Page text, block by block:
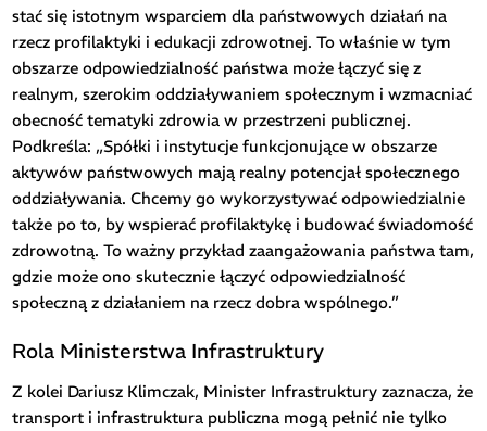
stać się istotnym wsparciem dla państwowych działań na
rzecz profilaktyki i edukacji zdrowotnej. To właśnie w tym
obszarze odpowiedzialność państwa może łączyć się z
realnym, szerokim oddziaływaniem społecznym i wzmacniać
obecność tematyki zdrowia w przestrzeni publicznej.
Podkreśla: „Spółki i instytucje funkcjonujące w obszarze
aktywów państwowych mają realny potencjał społecznego
oddziaływania. Chcemy go wykorzystywać odpowiedzialnie
także po to, by wspierać profilaktykę i budować świadomość
zdrowotną. To ważny przykład zaangażowania państwa tam,
gdzie może ono skutecznie łączyć odpowiedzialność
społeczną z działaniem na rzecz dobra wspólnego.”
Rola Ministerstwa Infrastruktury
Z kolei Dariusz Klimczak, Minister Infrastruktury zaznacza, że
transport i infrastruktura publiczna mogą pełnić nie tylko